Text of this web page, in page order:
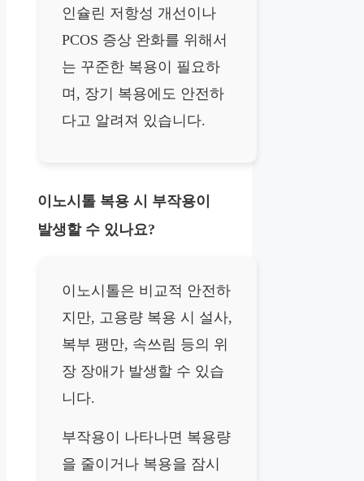
인슐린 저항성 개선이나
PCOS 증상 완화를 위해서
는 꾸준한 복용이 필요하
며, 장기 복용에도 안전하
다고 알려져 있습니다.
이노시톨 복용 시 부작용이
발생할 수 있나요?
이노시톨은 비교적 안전하
지만, 고용량 복용 시 설사,
복부 팽만, 속쓰림 등의 위
장 장애가 발생할 수 있습
니다.
부작용이 나타나면 복용량
을 줄이거나 복용을 잠시